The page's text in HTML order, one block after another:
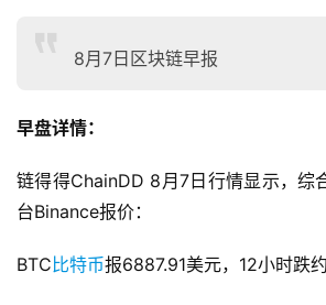
8月7日区块链早报
早盘详情：
链得得ChainDD 8月7日行情显示，综
台Binance报价：
BTC 比特币报6887.91美元，12小时跌约